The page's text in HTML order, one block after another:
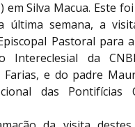
em Silva Macua. Este
última semana, a
Pastoral para
Intereclesial da
e do padre
das Pontifícias